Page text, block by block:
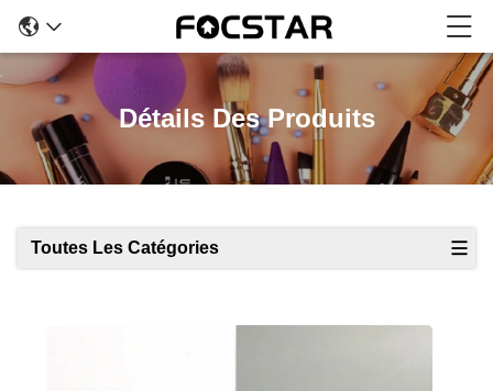
Détails Des Produits
Toutes Les Catégories